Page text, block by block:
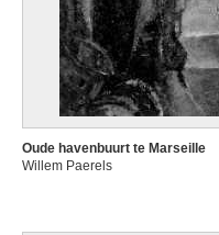
Oude havenbuurt te Marseille
Willem Paerels